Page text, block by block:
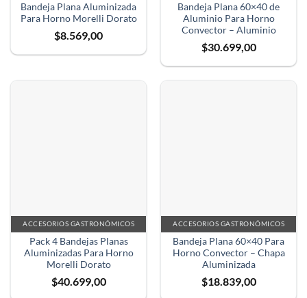
Bandeja Plana Aluminizada
Para Horno Morelli Dorato
$8.569,00
Bandeja Plana 60×40 de
Aluminio Para Horno
Convector – Aluminio
$30.699,00
ACCESORIOS GASTRONÓMICOS
Pack 4 Bandejas Planas
Aluminizadas Para Horno
Morelli Dorato
$40.699,00
ACCESORIOS GASTRONÓMICOS
Bandeja Plana 60×40 Para
Horno Convector – Chapa
Aluminizada
$18.839,00